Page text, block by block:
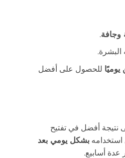
وجافة.
للحصول على أفضل
أفضل في تفتيح
استخدامه بشكل يومي بعد
عدة أسابيع.